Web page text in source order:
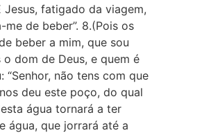
fatigado da viagem,
de beber”. 8.(Pois os
beber a mim, que sou
o dom de Deus, e quem é
não tens com que
deu este poço, do qual
água tornará a ter
água, que jorrará até a